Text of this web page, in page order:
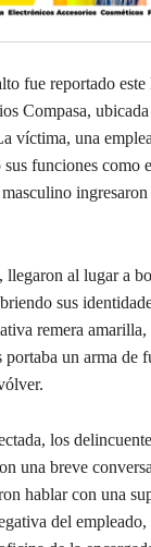
fue reportado este
Compasa,
víctima, una
funciones como
llegaron al lugar a
sus
remera amarilla,
portaba un arma de
los
una breve
hablar con una
del empleado,